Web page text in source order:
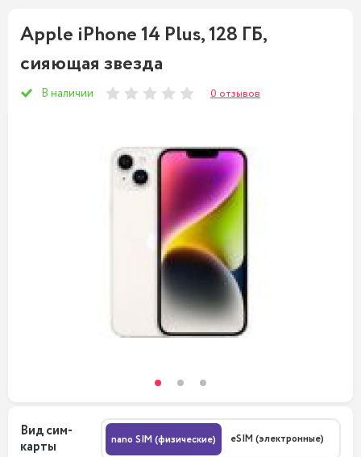
Apple iPhone 14 Plus, 128 ГБ,
сияющая звезда
В наличии 0 отзывов
Вид сим-
карты
nano SIM (физические) eSIM (электронные)